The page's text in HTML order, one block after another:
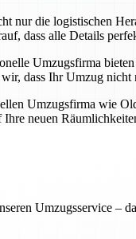
die logistischen
dass alle Details
Umzugsfirma
dass Ihr Umzug
Umzugsfirma wie
neuen
Umzugsservice –